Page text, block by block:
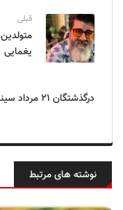
قبلی
یغمایی
درگذشتگان
نوشته های مرتبط